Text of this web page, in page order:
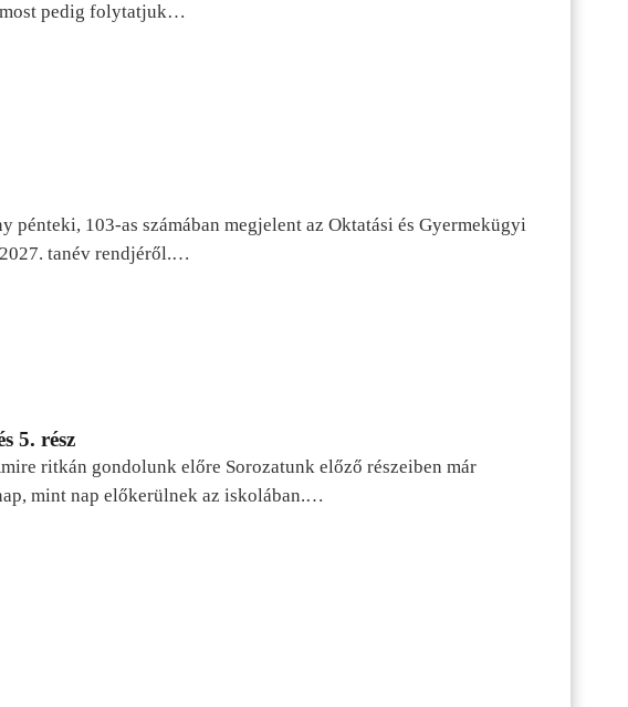
most pedig folytatjuk…
103-as számában megjelent az Oktatási és Gyermekügyi
tanév rendjéről.…
5. rész
ritkán gondolunk előre Sorozatunk előző részeiben már
mint nap előkerülnek az iskolában.…